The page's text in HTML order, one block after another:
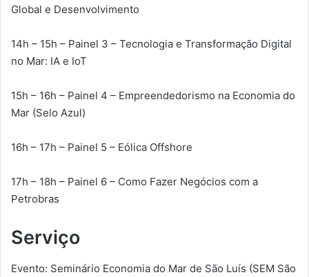
Global e Desenvolvimento
14h – 15h – Painel 3 – Tecnologia e Transformação Digital
no Mar: IA e IoT
15h – 16h – Painel 4 – Empreendedorismo na Economia do
Mar (Selo Azul)
16h – 17h – Painel 5 – Eólica Offshore
17h – 18h – Painel 6 – Como Fazer Negócios com a
Petrobras
Serviço
Evento: Seminário Economia do Mar de São Luís (SEM São